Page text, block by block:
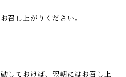
召し上がりください。
しておけば、翌朝にはお召し上